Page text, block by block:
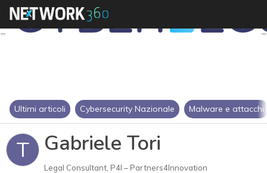
Ultimi articoli Cybersecurity Nazionale Malware e attacchi
T Gabriele Tori
Legal Consultant, P4I – Partners4Innovation